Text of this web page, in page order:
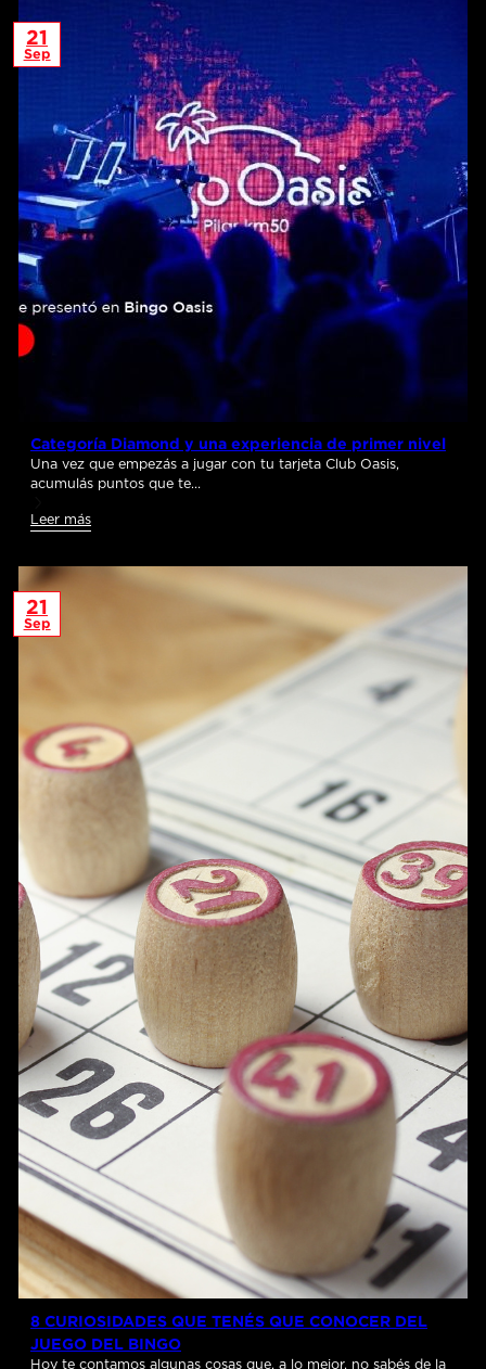
21
Sep
Categoría Diamond y una experiencia de primer nivel
Una vez que empezás a jugar con tu tarjeta Club Oasis,
acumulás puntos que te…
Leer más
21
Sep
8 CURIOSIDADES QUE TENÉS QUE CONOCER DEL
JUEGO DEL BINGO
Hoy te contamos algunas cosas que, a lo mejor, no sabés de la